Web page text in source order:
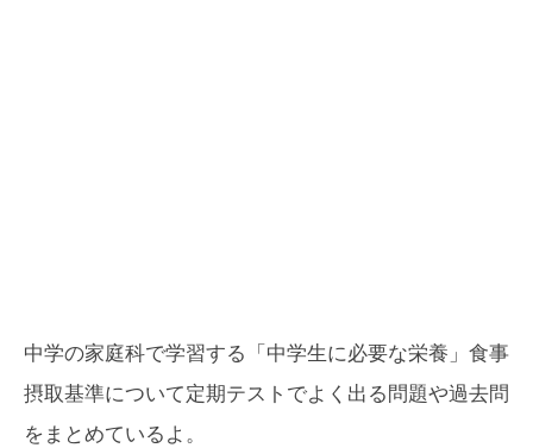
中学の家庭科で学習する「中学生に必要な栄養」食事
摂取基準について定期テストでよく出る問題や過去問
をまとめているよ。